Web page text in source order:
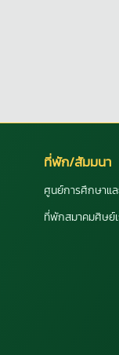
ที่พัก/สัมมนา
ศูนย์การศึกษาแ
ที่พักสมาคมศิษย์